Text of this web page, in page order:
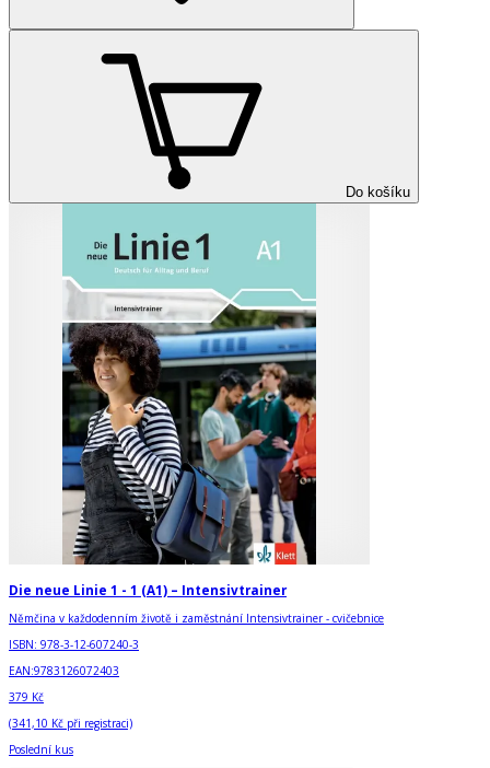
Do košíku
Die neue Linie 1 - 1 (A1) – Intensivtrainer
Němčina v každodenním životě i zaměstnání Intensivtrainer - cvičebnice
ISBN: 978-3-12-607240-3
EAN:9783126072403
379 Kč
(341,10 Kč při registraci)
Poslední kus